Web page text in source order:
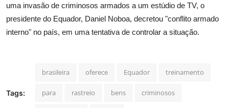
uma invasão de criminosos armados a um estúdio de TV, o
presidente do Equador, Daniel Noboa, decretou "conflito armado
interno" no país, em uma tentativa de controlar a situação.
Tags:
brasileira oferece Equador treinamento
para rastreio bens criminosos